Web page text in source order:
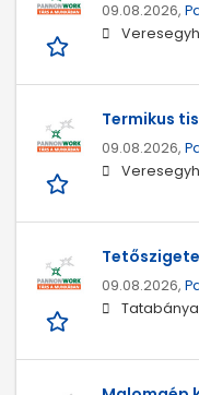
09.08.2026,
Termikus
09.08.2026,
09.08.2026,